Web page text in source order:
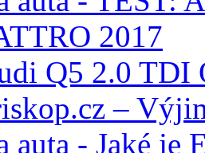
Q5 2.0 TDI